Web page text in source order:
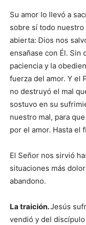
Su amor lo llevó a
sobre sí todo nuestro
abierta: Dios nos
ensañase con Él. Sin
paciencia y la
fuerza del amor. Y el
no destruyó el mal
sostuvo en su
nuestro mal, para
por el amor. Hasta el
El Señor nos sirvió
situaciones más
abandono.
La traición.Jesús
vendió y del